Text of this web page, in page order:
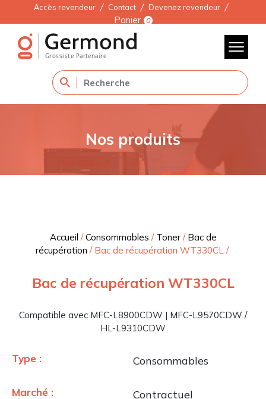
Accès revendeur Contact Devenez revendeur
Panier 0
Nos produits
Accueil /Consommables / Toner/ Bac de
récupération / Bac de récupération WT330CL/
Bac de récupération WT330CL
Compatible avec MFC-L8900CDW | MFC-L9570CDW /
HL-L9310CDW
Type : Consommables
Marché : Contractuel